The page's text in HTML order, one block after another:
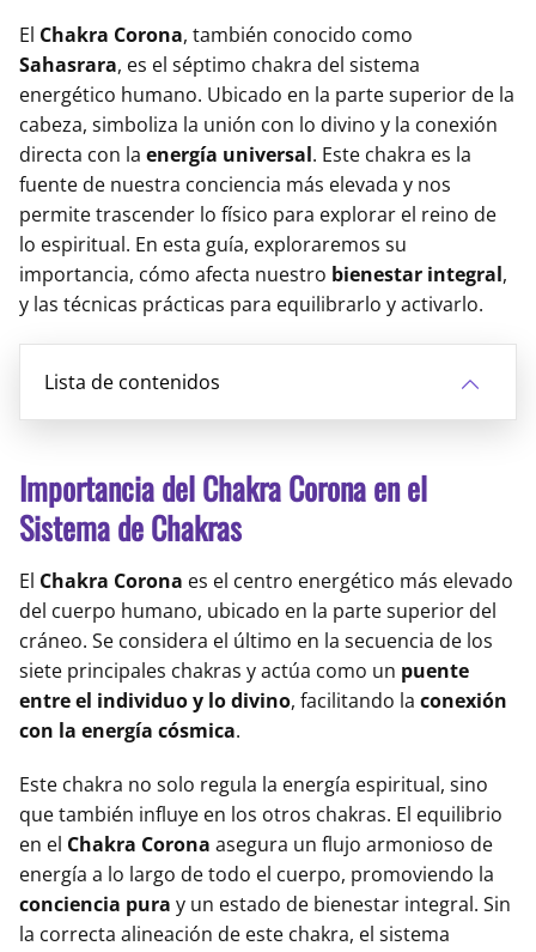
El Chakra Corona, también conocido como
Sahasrara, es el séptimo chakra del sistema
energético humano. Ubicado en la parte superior de la
cabeza, simboliza la unión con lo divino y la conexión
directa con la energía universal. Este chakra es la
fuente de nuestra conciencia más elevada y nos
permite trascender lo físico para explorar el reino de
lo espiritual. En esta guía, exploraremos su
importancia, cómo afecta nuestro bienestar integral,
y las técnicas prácticas para equilibrarlo y activarlo.
Lista de contenidos
Importancia del Chakra Corona en el
Sistema de Chakras
El Chakra Corona es el centro energético más elevado
del cuerpo humano, ubicado en la parte superior del
cráneo. Se considera el último en la secuencia de los
siete principales chakras y actúa como un puente
entre el individuo y lo divino, facilitando la conexión
con la energía cósmica.
Este chakra no solo regula la energía espiritual, sino
que también influye en los otros chakras. El equilibrio
en el Chakra Corona asegura un flujo armonioso de
energía a lo largo de todo el cuerpo, promoviendo la
conciencia pura y un estado de bienestar integral. Sin
la correcta alineación de este chakra, el sistema